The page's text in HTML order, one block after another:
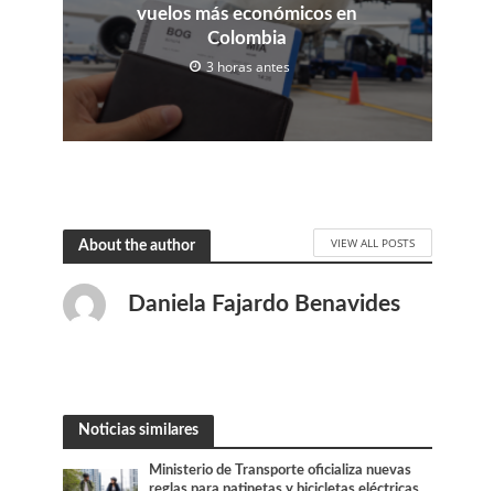
vuelos más económicos en
Colombia
3 horas antes
About the author VIEW ALL POSTS
Daniela Fajardo Benavides
Noticias similares
Ministerio de Transporte oficializa nuevas